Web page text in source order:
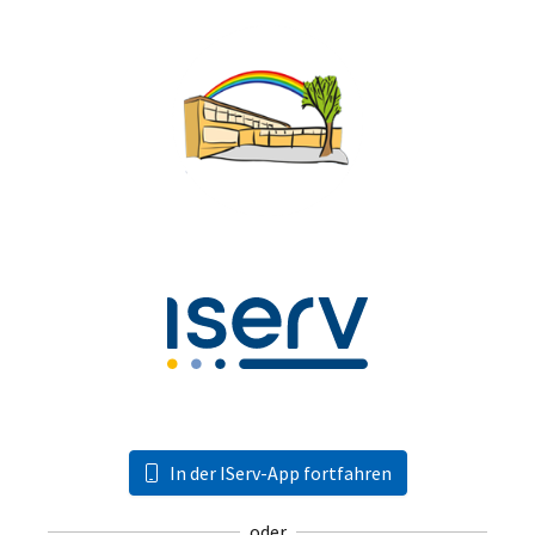
In der IServ-App fortfahren